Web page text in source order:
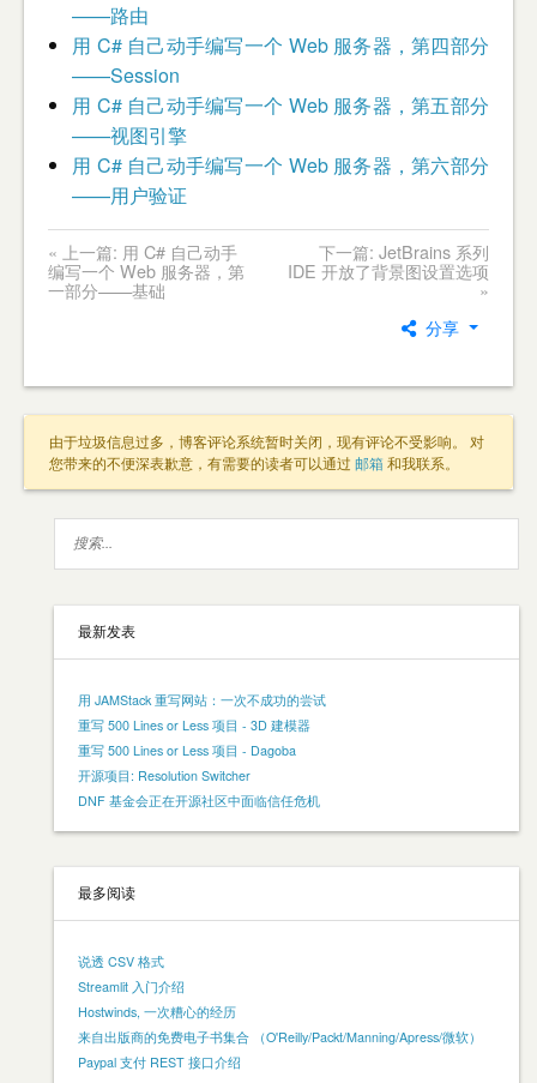
——路由
用 C# 自己动手编写一个 Web 服务器，第四部分
——Session
用 C# 自己动手编写一个 Web 服务器，第五部分
——视图引擎
用 C# 自己动手编写一个 Web 服务器，第六部分
——用户验证
« 上一篇: 用 C# 自己动手
编写一个 Web 服务器，第
一部分——基础
下一篇: JetBrains 系列
IDE 开放了背景图设置选项
»
分享
由于垃圾信息过多，博客评论系统暂时关闭，现有评论不受影响。 对
您带来的不便深表歉意，有需要的读者可以通过 邮箱 和我联系。
最新发表
用 JAMStack 重写网站：一次不成功的尝试
重写 500 Lines or Less 项目 - 3D 建模器
重写 500 Lines or Less 项目 - Dagoba
开源项目: Resolution Switcher
DNF 基金会正在开源社区中面临信任危机
最多阅读
说透 CSV 格式
Streamlit 入门介绍
Hostwinds, 一次糟心的经历
来自出版商的免费电子书集合 （O'Reilly/Packt/Manning/Apress/微软）
Paypal 支付 REST 接口介绍